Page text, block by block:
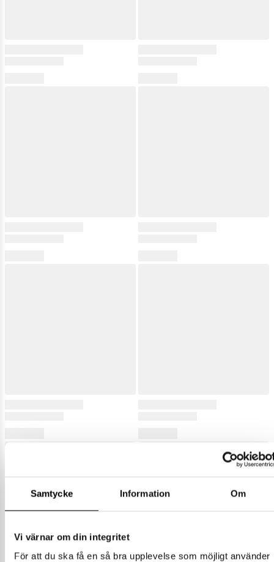
Samtycke Information Om
Vi värnar om din integritet
För att du ska få en så bra upplevelse som möjligt använder